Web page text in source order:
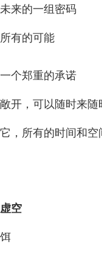
来的一组密码
有的可能
个郑重的承诺
开，可以随时来随
，所有的时间和空
空